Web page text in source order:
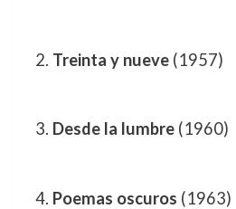
Treinta y nueve(1957)
Desde la lumbre(1960)
Poemas oscuros (1963)